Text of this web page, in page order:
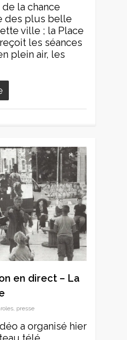
de la chance
des plus belle
ville ; la Place
les séances
plein air, les
en direct – La
, presse
a organisé hier